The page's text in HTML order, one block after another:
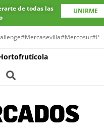
de todas las
UNIRME
#Mercasevilla#Mercosur